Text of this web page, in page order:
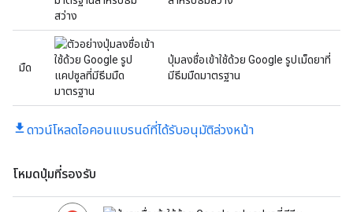
มืด
ปุ่มลงชื่อเข้าใช้ด้วย Google รูปเม็ดยาที่
มีธีมมืดมาตรฐาน
ดาวน์โหลดไอคอนแบรนด์ที่ได้รับอนุมัติล่วงหน้า
โหมดปุ่มที่รองรับ